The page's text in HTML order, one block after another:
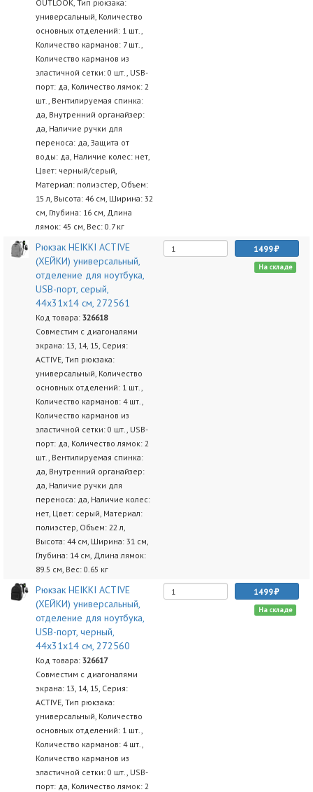
OUTLOOK, Тип рюкзака:
универсальный, Количество
основных отделений: 1 шт.,
Количество карманов: 7 шт.,
Количество карманов из
эластичной сетки: 0 шт., USB-
порт: да, Количество лямок: 2
шт., Вентилируемая спинка:
да, Внутренний органайзер:
да, Наличие ручки для
переноса: да, Защита от
воды: да, Наличие колес: нет,
Цвет: черный/серый,
Материал: полиэстер, Объем:
15 л, Высота: 46 см, Ширина: 32
см, Глубина: 16 см, Длина
лямок: 45 см, Вес: 0.7 кг
Рюкзак HEIKKI ACTIVE
(ХЕЙКИ) универсальный,
отделение для ноутбука,
USB-порт, серый,
44х31х14 см, 272561
Код товара: 326618
Совместим с диагоналями
экрана: 13, 14, 15, Серия:
ACTIVE, Тип рюкзака:
универсальный, Количество
основных отделений: 1 шт.,
Количество карманов: 4 шт.,
Количество карманов из
эластичной сетки: 0 шт., USB-
порт: да, Количество лямок: 2
шт., Вентилируемая спинка:
да, Внутренний органайзер:
да, Наличие ручки для
переноса: да, Наличие колес:
нет, Цвет: серый, Материал:
полиэстер, Объем: 22 л,
Высота: 44 см, Ширина: 31 см,
Глубина: 14 см, Длина лямок:
89.5 см, Вес: 0.65 кг
1499
На складе
Рюкзак HEIKKI ACTIVE
(ХЕЙКИ) универсальный,
отделение для ноутбука,
USB-порт, черный,
44х31х14 см, 272560
Код товара: 326617
Совместим с диагоналями
экрана: 13, 14, 15, Серия:
ACTIVE, Тип рюкзака:
универсальный, Количество
основных отделений: 1 шт.,
Количество карманов: 4 шт.,
Количество карманов из
эластичной сетки: 0 шт., USB-
порт: да, Количество лямок: 2
1499
На складе